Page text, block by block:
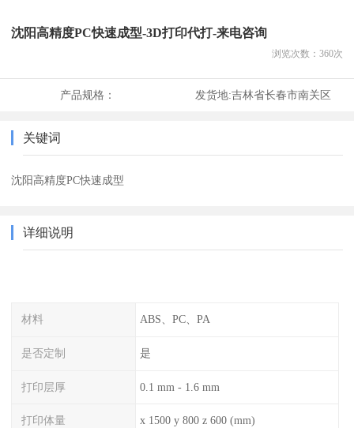
沈阳高精度PC快速成型-3D打印代打-来电咨询
浏览次数： 360次
产品规格： 发货地:吉林省长春市南关区
关键词
沈阳高精度PC快速成型
详细说明
材料 ABS、PC、PA
是否定制 是
打印层厚 0.1 mm - 1.6 mm
打印体量 x 1500 y 800 z 600 (mm)